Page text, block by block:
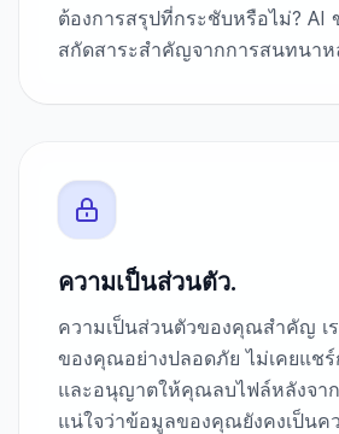
ต้องการสรุปที่กระชับหรือไม่? AI
สกัดสาระสำคัญจากการสนทนาห
ความเป็นส่วนตัว.
ความเป็นส่วนตัวของคุณสำคัญ เ
ของคุณอย่างปลอดภัย ไม่เคยแช
และอนุญาตให้คุณลบไฟล์หลังจาก
แน่ใจว่าข้อมูลของคุณยังคงเป็นค